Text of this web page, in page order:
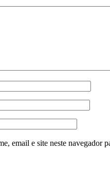
email e site neste navegador